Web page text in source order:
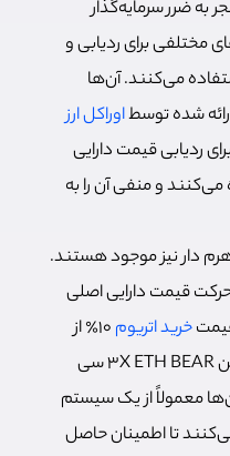
ضرر سرمایه‌گذار
مختلفی برای ردیابی و
می‌کنند. آن‌ها
شده توسطاوراکل ارز
ردیابی قیمت دارایی
و منفی آن را به
دار نیز موجود هستند.
قیمت دارایی اصلی
خرید اتریوم
10٪ از
ارزش خود را از دست بدهد، یک توکن 3X ETH BEAR سی
معمولاً از یک سیستم
تا اطمینان حاصل